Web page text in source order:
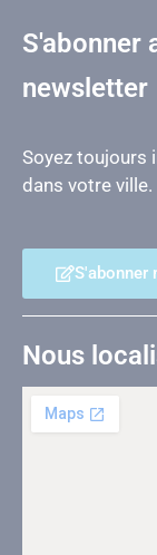
S'abonner
newsletter
Soyez toujours
dans votre ville.
S'abonner
Nous